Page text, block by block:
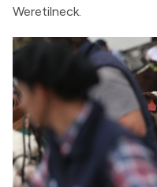
Weretilneck.